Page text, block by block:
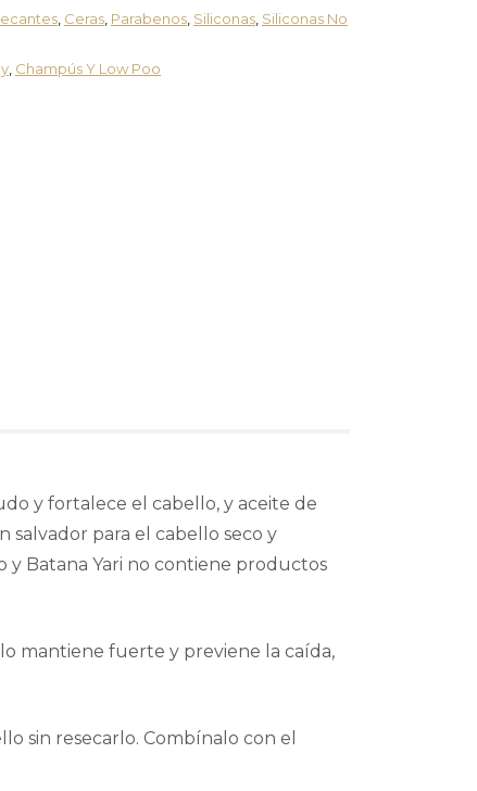
, Ceras, Parabenos, Siliconas, Siliconas No
, Champús Y Low Poo
y fortalece el cabello, y aceite de
salvador para el cabello seco y
y Batana Yari no contiene productos
mantiene fuerte y previene la caída,
sin resecarlo. Combínalo con el